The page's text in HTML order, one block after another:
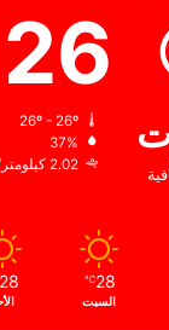
26
37%
2.02 كيلومتر/ساعة
28
℃
السبت
28